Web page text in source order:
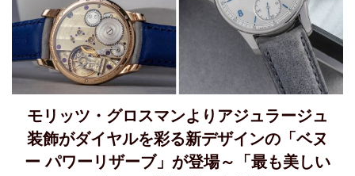
モリッツ・グロスマンよりアジュラージュ
装飾がダイヤルを彩る新デザインの「ベヌ
ー パワーリザーブ」が登場～「最も美しい